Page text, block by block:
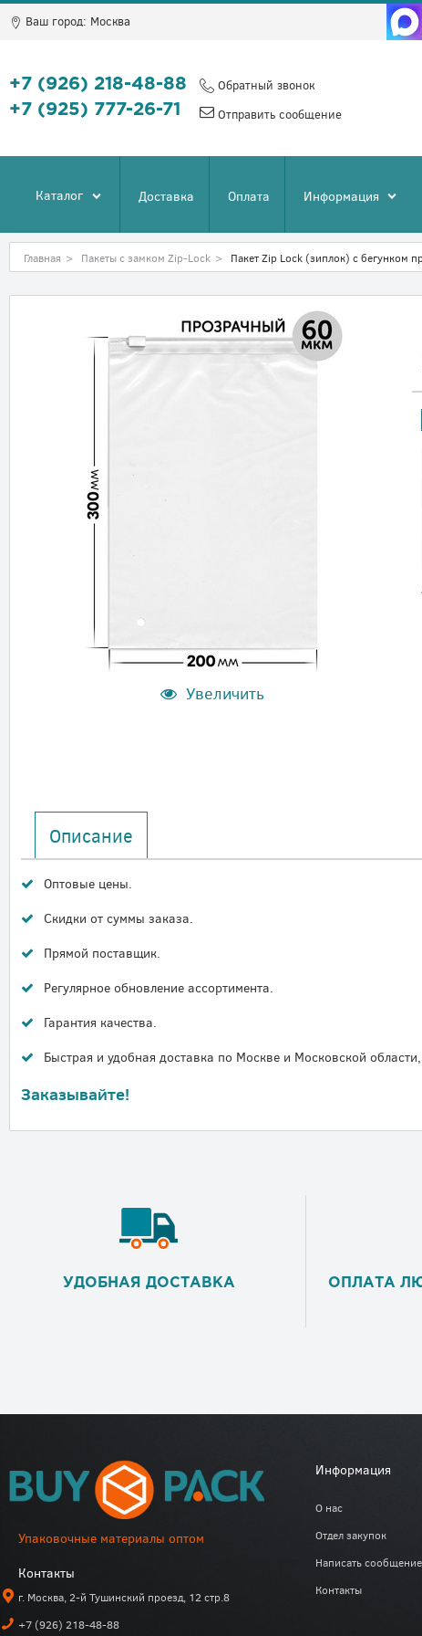
Ваш город: Москва
+7 (926) 218-48-88
+7 (925) 777-26-71
Обратный звонок
Отправить сообщение
Каталог Доставка Оплата Информация
Главная > Пакеты с замком Zip-Lock > Пакет Zip Lock (зиплок) с бегунком
Увеличить
Описание
Оптовые цены.
Скидки от суммы заказа.
Прямой поставщик.
Регулярное обновление ассортимента.
Гарантия качества.
Быстрая и удобная доставка по Москве и Московской
Заказывайте!
УДОБНАЯ ДОСТАВКА ОПЛАТА
Упаковочные материалы оптом
Контакты
г. Москва, 2-й Тушинский проезд, 12 стр.8
+7 (926) 218-48-88
Информация
О нас
Отдел закупок
Написать сообщение
Контакты